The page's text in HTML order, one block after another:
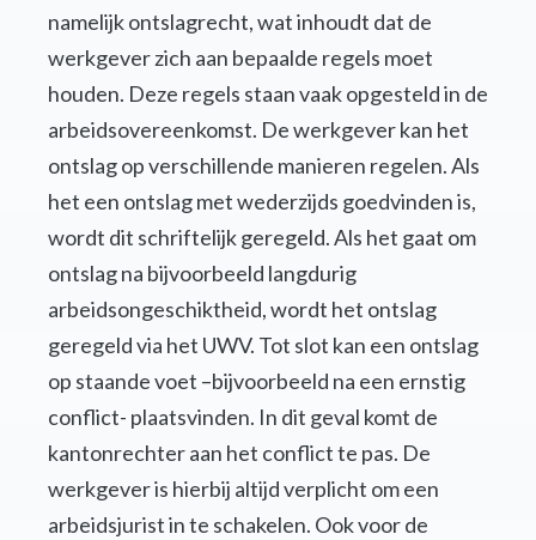
namelijk ontslagrecht, wat inhoudt dat de
werkgever zich aan bepaalde regels moet
houden. Deze regels staan vaak opgesteld in de
arbeidsovereenkomst. De werkgever kan het
ontslag op verschillende manieren regelen. Als
het een ontslag met wederzijds goedvinden is,
wordt dit schriftelijk geregeld. Als het gaat om
ontslag na bijvoorbeeld langdurig
arbeidsongeschiktheid, wordt het ontslag
geregeld via het UWV. Tot slot kan een ontslag
op staande voet –bijvoorbeeld na een ernstig
conflict- plaatsvinden. In dit geval komt de
kantonrechter aan het conflict te pas. De
werkgever is hierbij altijd verplicht om een
arbeidsjurist in te schakelen. Ook voor de